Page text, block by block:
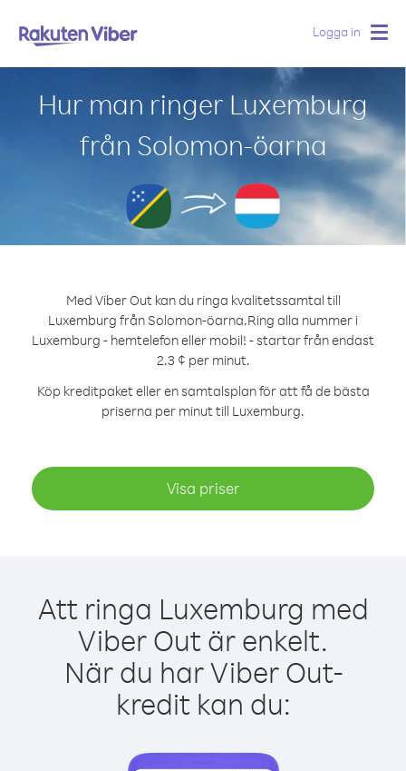
Logga in
Hur man ringer Luxemburg
från Solomon-öarna
Med Viber Out kan du ringa kvalitetssamtal till
Luxemburg från Solomon-öarna.Ring alla nummer i
Luxemburg - hemtelefon eller mobil! - startar från endast
2.3 ¢ per minut.
Köp kreditpaket eller en samtalsplan för att få de bästa
priserna per minut till Luxemburg.
Visa priser
Att ringa Luxemburg med
Viber Out är enkelt.
När du har Viber Out-
kredit kan du: